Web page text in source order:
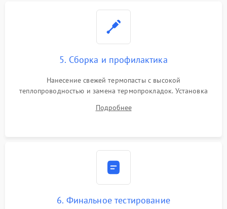
5. Сборка и профилактика
Нанесение свежей термопасты с высокой
теплопроводностью и замена термопрокладок. Установка
шлейфов, модулей памяти и накопителей. Предварительная
Подробнее
6. Финальное тестирование